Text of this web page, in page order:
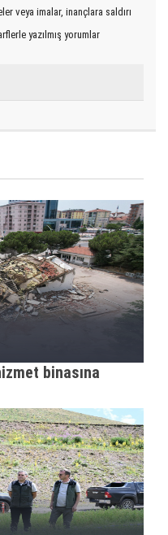
veya imalar, inançlara saldırı
yazılmış yorumlar
binasına